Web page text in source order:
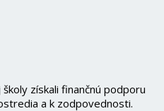
získali finančnú podporu
a k zodpovednosti.